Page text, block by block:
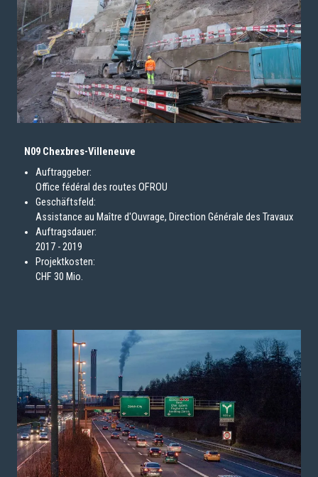
N09 Chexbres-Villeneuve
Auftraggeber:
Office fédéral des routes OFROU
Geschäftsfeld:
Assistance au Maître d'Ouvrage, Direction Générale des Travaux
Auftragsdauer:
2017 - 2019
Projektkosten:
CHF 30 Mio.